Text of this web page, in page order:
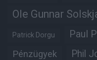
Ole Gunnar
Patrick Dorgu Paul
Pénzügyek Phil